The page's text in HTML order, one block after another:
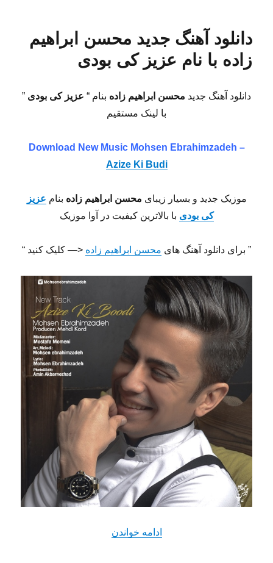
دانلود آهنگ جدید محسن ابراهیم
زاده با نام عزیز کی بودی
دانلود آهنگ جدید محسن ابراهیم زاده بنام “ عزیز کی بودی ”
با لینک مستقیم
Download New Music Mohsen Ebrahimzadeh –
Azize Ki Budi
موزیک جدید و بسیار زیبای محسن ابراهیم زاده بنام عزیز
کی بودی با بالاترین کیفیت در آوا موزیک
” برای دانلود آهنگ های محسن ابراهیم زاده <— کلیک کنید “
ادامه خواندن